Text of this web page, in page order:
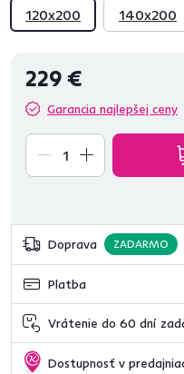
120x200 140x200
229 €
Garancia najlepšej ceny
Doprava ZADARMO
Platba
Vrátenie do 60 dní
Dostupnosť v